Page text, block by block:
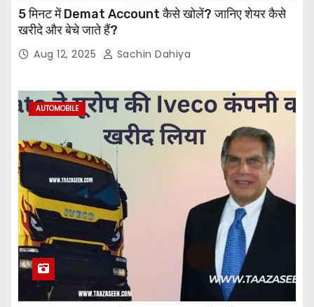
5 मिनट में Demat Account कैसे खोलें? जानिए शेयर कैसे
खरीदे और बेचे जाते हैं?
Aug 12, 2025 Sachin Dahiya
AUTOMOBILE